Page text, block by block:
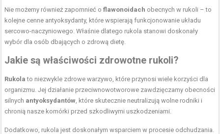
Nie możemy również zapomnieć oflawonoidach obecnych w rukoli – to
kolejne cenne antyoksydanty, które wspierają funkcjonowanie układu
sercowo-naczyniowego. Właśnie dlatego rukola stanowi doskonały
wybór dla osób dbających o zdrową dietę.
Jakie są właściwości zdrowotne rukoli?
Rukola to niezwykle zdrowe warzywo, które przynosi wiele korzyści dla
organizmu. Jej działanie przeciwnowotworowe zawdzięczamy obecności
silnych antyoksydantów , które skutecznie neutralizują wolne rodniki i
chronią nasze komórki przed szkodliwymi uszkodzeniami.
Dodatkowo, rukola jest doskonałym wsparciem w procesie odchudzania.